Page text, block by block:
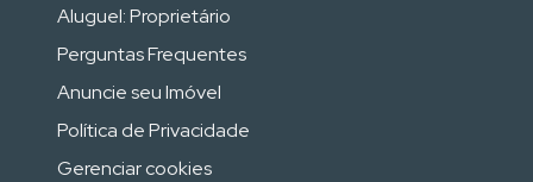
Aluguel: Proprietário
Perguntas Frequentes
Anuncie seu Imóvel
Política de Privacidade
Gerenciar cookies